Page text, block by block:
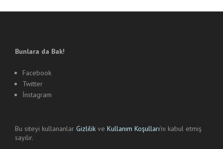
Bunlara da Bak!
Facebook
Twitter
İnstagram
Bu siteyi kullananlar Gizlilik ve Kullanım Koşulları'nı kabul etmiş
sayılır.